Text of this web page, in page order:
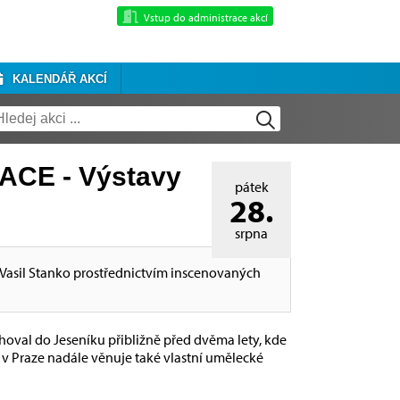
Vstup do administrace akcí
KALENDÁŘ AKCÍ
pátek
28.
srpna
- Výstavy
Stanko prostřednictvím inscenovaných
do Jeseníku přibližně před dvěma lety, kde
Praze nadále věnuje také vlastní umělecké